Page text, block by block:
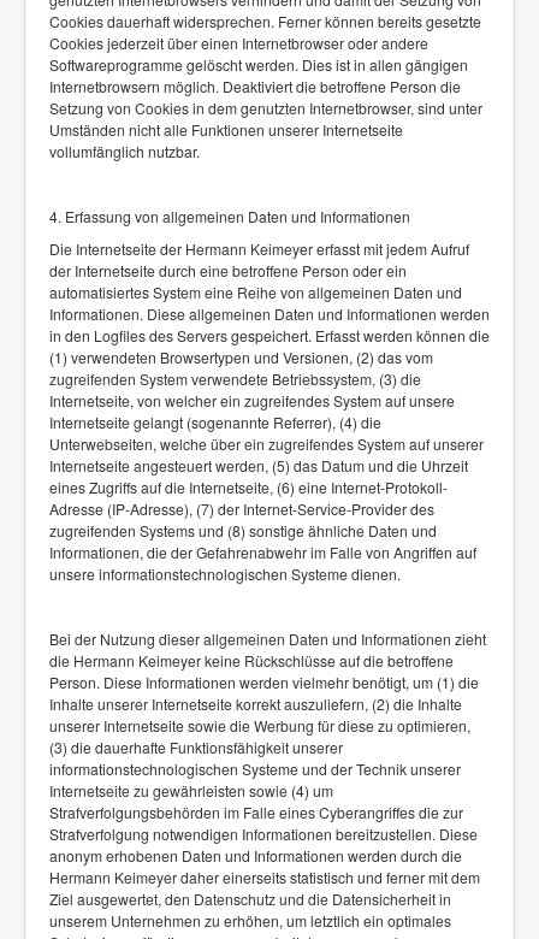
Cookies dauerhaft widersprechen. Ferner können bereits gesetzte
Cookies jederzeit über einen Internetbrowser oder andere
Softwareprogramme gelöscht werden. Dies ist in allen gängigen
Internetbrowsern möglich. Deaktiviert die betroffene Person die
Setzung von Cookies in dem genutzten Internetbrowser, sind unter
Umständen nicht alle Funktionen unserer Internetseite
vollumfänglich nutzbar.
4. Erfassung von allgemeinen Daten und Informationen
Die Internetseite der Hermann Keimeyer erfasst mit jedem Aufruf
der Internetseite durch eine betroffene Person oder ein
automatisiertes System eine Reihe von allgemeinen Daten und
Informationen. Diese allgemeinen Daten und Informationen werden
in den Logfiles des Servers gespeichert. Erfasst werden können die
(1) verwendeten Browsertypen und Versionen, (2) das vom
zugreifenden System verwendete Betriebssystem, (3) die
Internetseite, von welcher ein zugreifendes System auf unsere
Internetseite gelangt (sogenannte Referrer), (4) die
Unterwebseiten, welche über ein zugreifendes System auf unserer
Internetseite angesteuert werden, (5) das Datum und die Uhrzeit
eines Zugriffs auf die Internetseite, (6) eine Internet-Protokoll-
Adresse (IP-Adresse), (7) der Internet-Service-Provider des
zugreifenden Systems und (8) sonstige ähnliche Daten und
Informationen, die der Gefahrenabwehr im Falle von Angriffen auf
unsere informationstechnologischen Systeme dienen.
Bei der Nutzung dieser allgemeinen Daten und Informationen zieht
die Hermann Keimeyer keine Rückschlüsse auf die betroffene
Person. Diese Informationen werden vielmehr benötigt, um (1) die
Inhalte unserer Internetseite korrekt auszuliefern, (2) die Inhalte
unserer Internetseite sowie die Werbung für diese zu optimieren,
(3) die dauerhafte Funktionsfähigkeit unserer
informationstechnologischen Systeme und der Technik unserer
Internetseite zu gewährleisten sowie (4) um
Strafverfolgungsbehörden im Falle eines Cyberangriffes die zur
Strafverfolgung notwendigen Informationen bereitzustellen. Diese
anonym erhobenen Daten und Informationen werden durch die
Hermann Keimeyer daher einerseits statistisch und ferner mit dem
Ziel ausgewertet, den Datenschutz und die Datensicherheit in
unserem Unternehmen zu erhöhen, um letztlich ein optimales